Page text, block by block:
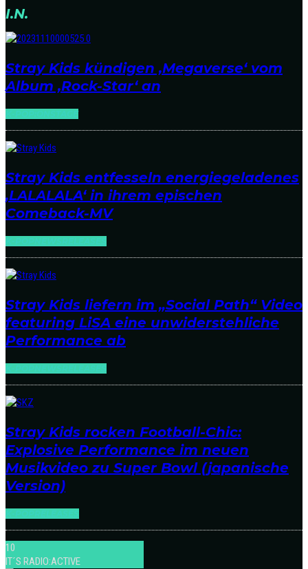
I.N.
Stray Kids kündigen ‚Megaverse‘ vom
Album ‚Rock-Star‘ an
Stray Kids entfesseln energiegeladenes
‚LALALALA‘ in ihrem epischen
Comeback-MV
Stray Kids liefern im „Social Path“ Video
featuring LiSA eine unwiderstehliche
Performance ab
Stray Kids rocken Football-Chic:
Explosive Performance im neuen
Musikvideo zu Super Bowl (japanische
Version)
10
IT´S RADIO:ACTIVE